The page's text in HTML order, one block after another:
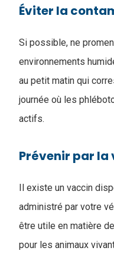
Éviter la
Si possible, ne
environnements
au petit matin qui
journée où les
actifs.
Prévenir par
Il existe un vaccin
administré par votre
être utile en matière
pour les animaux